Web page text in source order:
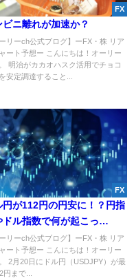
FX
ビニ離れが加速か？
ーリーch公式ブログ】ーFX・株 リア
ート予想ー こんにちは！オーリー
明治がカカオハスク活用でチョコ
安定調達すること...
FX
円が112円の円安に！？円指
ドル指数で何が起こっ
？【FX】
ーリーch公式ブログ】ーFX・株 リア
ート予想ー こんにちは！オーリー
2月20日にドル円（USDJPY）が最
円まで...